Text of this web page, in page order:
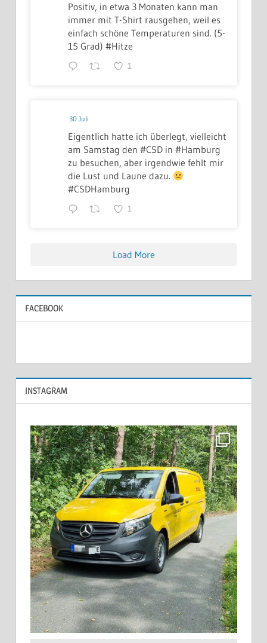
Positiv, in etwa 3 Monaten kann man
immer mit T-Shirt rausgehen, weil es
einfach schöne Temperaturen sind. (5-
15 Grad) #Hitze
1
30 Juli
Eigentlich hatte ich überlegt, vielleicht
am Samstag den #CSD in #Hamburg
zu besuchen, aber irgendwie fehlt mir
die Lust und Laune dazu.
#CSDHamburg
1
Load More
FACEBOOK
INSTAGRAM